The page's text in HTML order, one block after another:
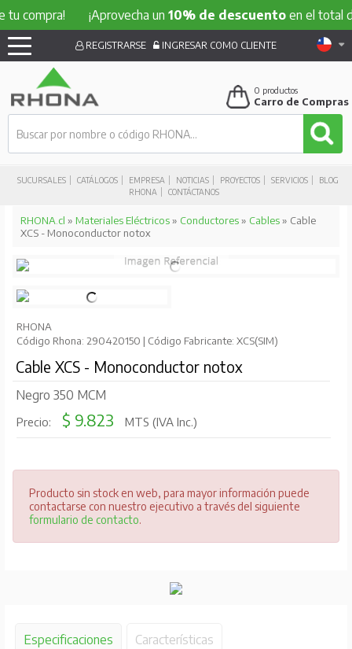
¡Aprovecha un10% de descuentoen el total de tu
SUCURSALES CATÁLOGOS EMPRESA NOTICIAS PROYECTOS SERVICIOS
BLOG
RHONA
CONTÁCTANOS
REGISTRARSE INGRESAR COMO CLIENTE
0 productos
Carro de Compras
RHONA.cl » Materiales Eléctricos» Conductores» Cables» Cable
XCS - Monoconductor notox
RHONA
Código Rhona: 290420150 | Código Fabricante: XCS(SIM)
Cable XCS - Monoconductor notox
Negro 350 MCM
Precio: $ 9.823 MTS (IVA Inc.)
Producto sin stock en web, para mayor información puede
contactarse con nuestro ejecutivo a través del siguiente
formulario de contacto.
Especificaciones Características